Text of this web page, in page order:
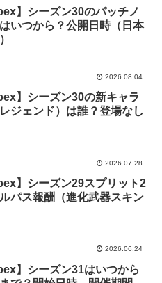
】シーズン30のパッチノ
いつから？公開日時（日本
2026.08.04
】シーズン30の新キャラ
レジェンド）は誰？登場なし
2026.07.28
】シーズン29スプリット2
パス報酬（進化武器スキン
2026.06.24
】シーズン31はいつから